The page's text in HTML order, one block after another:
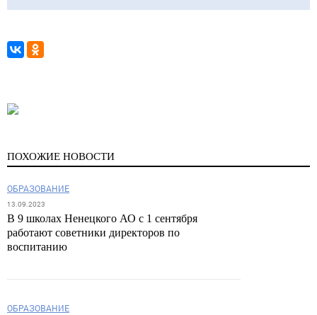
ПОХОЖИЕ НОВОСТИ
ОБРАЗОВАНИЕ
13.09.2023
В 9 школах Ненецкого АО с 1 сентября
работают советники директоров по
воспитанию
ОБРАЗОВАНИЕ